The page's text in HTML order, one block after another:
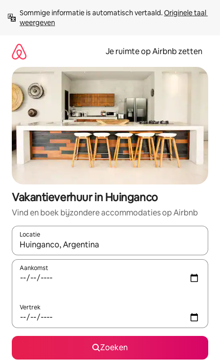
direct
naar
Sommige informatie is automatisch vertaald. Originele taal
weergeven
Je ruimte op Airbnb zetten
Vakantieverhuur in Huinganco
Vind en boek bijzondere accommodaties op Airbnb
Locatie
Wanneer er suggesties beschikbaar zijn, maak je een keuze
Aankomst
Vertrek
Zoeken